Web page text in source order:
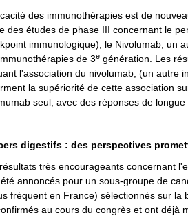
des immunothérapies est de
des études de phase III concernant le
immunologique), le Nivolumab, un
de 3egénération. Les
l'association du nivolumab, (un autre
la supériorité de cette association
seul, avec des réponses de longue
digestifs : des perspectives
très encourageants concernant
annoncés pour un sous-groupe de
fréquent en France) sélectionnés sur
au cours du congrès et ont déjà